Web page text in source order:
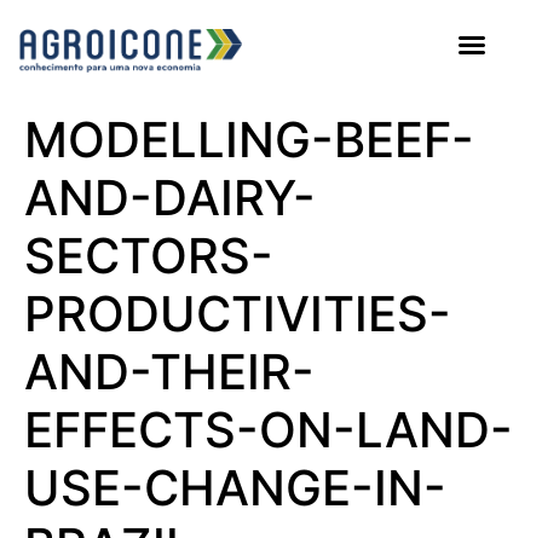
MODELLING-BEEF-
AND-DAIRY-
SECTORS-
PRODUCTIVITIES-
AND-THEIR-
EFFECTS-ON-LAND-
USE-CHANGE-IN-